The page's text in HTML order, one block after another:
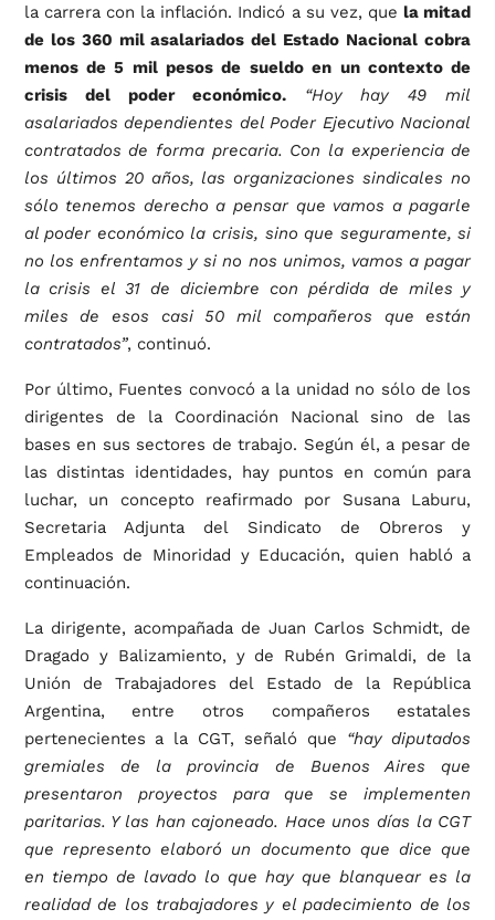
la carrera con la inflación. Indicó a su vez, quela mitad
de los 360 mil asalariados del Estado Nacional cobra
menos de 5 mil pesos de sueldo en un contexto de
crisis del poder económico.
“Hoy hay 49 mil
asalariados dependientes del Poder Ejecutivo Nacional
contratados de forma precaria. Con la experiencia de
los últimos 20 años, las organizaciones sindicales no
sólo tenemos derecho a pensar que vamos a pagarle
al poder económico la crisis, sino que seguramente, si
no los enfrentamos y si no nos unimos, vamos a pagar
la crisis el 31 de diciembre con pérdida de miles y
miles de esos casi 50 mil compañeros que están
contratados”, continuó.
Por último, Fuentes convocó a la unidad no sólo de los
dirigentes de la Coordinación Nacional sino de las
bases en sus sectores de trabajo. Según él, a pesar de
las distintas identidades, hay puntos en común para
luchar, un concepto reafirmado por Susana Laburu,
Secretaria Adjunta del Sindicato de Obreros y
Empleados de Minoridad y Educación, quien habló a
continuación.
La dirigente, acompañada de Juan Carlos Schmidt, de
Dragado y Balizamiento, y de Rubén Grimaldi, de la
Unión de Trabajadores del Estado de la República
Argentina, entre otros compañeros estatales
pertenecientes a la CGT, señaló que “hay diputados
gremiales de la provincia de Buenos Aires que
presentaron proyectos para que se implementen
paritarias. Y las han cajoneado. Hace unos días la CGT
que represento elaboró un documento que dice que
en tiempo de lavado lo que hay que blanquear es la
realidad de los trabajadores y el padecimiento de los